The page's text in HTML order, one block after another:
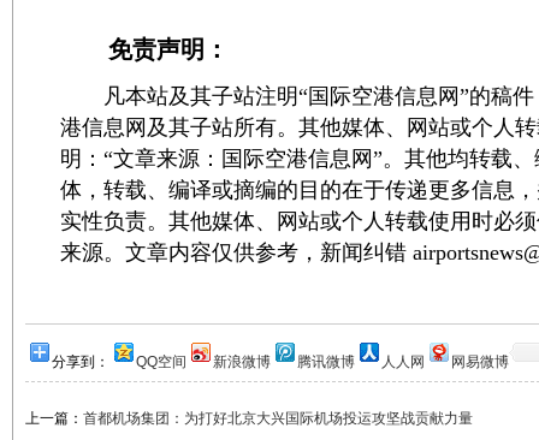
免责声明：
凡本站及其子站注明“国际空港信息网”的稿件
港信息网及其子站所有。其他媒体、网站或个人
明：“文章来源：国际空港信息网”。其他均转载
体，转载、编译或摘编的目的在于传递更多信息
实性负责。其他媒体、网站或个人转载使用时必
来源。文章内容仅供参考，新闻纠错
分享到： QQ空间 新浪微博 腾讯微博 人人网 网易微博
上一篇： 首都机场集团：为打好北京大兴国际机场投运攻坚战贡献力量